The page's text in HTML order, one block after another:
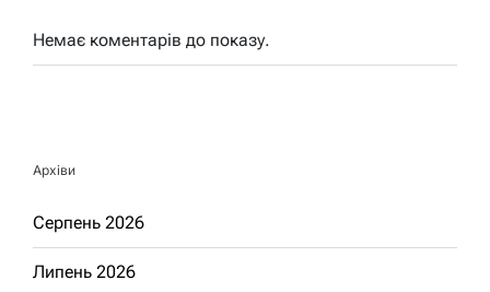
Немає коментарів до показу.
Архіви
Серпень 2026
Липень 2026